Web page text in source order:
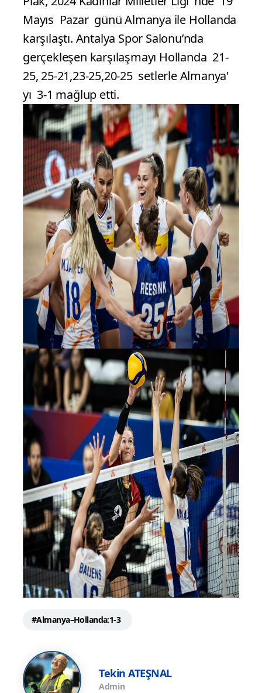
Mayıs Pazar günü Almanya ile Hollanda
karşılaştı. Antalya Spor Salonu’nda
gerçekleşen karşılaşmayı Hollanda 21-
25, 25-21,23-25,20-25 setlerle Almanya'
yı 3-1 mağlup etti.
#Almanya–Hollanda:1-3
Tekin ATEŞNAL
Admin